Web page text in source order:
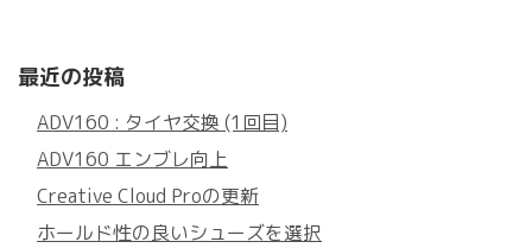
最近の投稿
ADV160 : タイヤ交換 (1回目)
ADV160 エンブレ向上
Creative Cloud Proの更新
ホールド性の良いシューズを選択